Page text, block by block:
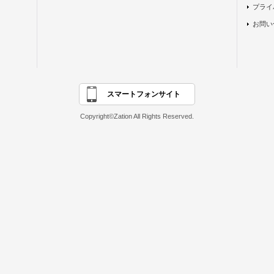
プラ
お問
スマートフォンサイト
Copyright©Zation All Rights Reserved.